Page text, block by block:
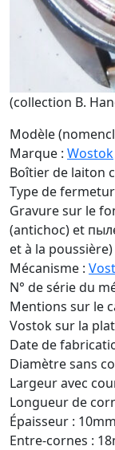
(collection B.
Modèle
Marque : Wostok
Boîtier de laiton
Type de
Gravure sur le
(antichoc) et
et à la
Mécanisme :
N° de série du
Mentions sur le
Vostok sur la
Date de
Diamètre sans
Largeur avec
Longueur de
Épaisseur : 10mm
Entre-cornes :